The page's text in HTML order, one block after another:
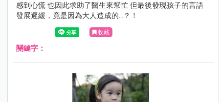
感到心慌 也因此求助了醫生來幫忙 但最後發現孩子的言語
發展遲緩，竟是因為大人造成的…？！
收藏
關鍵字：